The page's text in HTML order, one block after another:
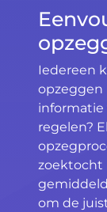
Iedereen
opzeggen
regelen?
zoektocht
om de